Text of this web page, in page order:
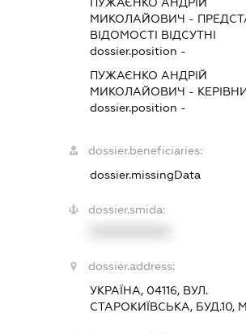
МИКОЛАЙОВИЧ -
ВІДОМОСТІ ВІДСУТНІ
dossier.position -
ПУЖАЄНКО АНДРІЙ
МИКОЛАЙОВИЧ -
dossier.position -
dossier.beneficiaries:
dossier.missingData
dossier.smida:
dossier.address:
УКРАЇНА, 04116, ВУЛ.
СТАРОКИЇВСЬКА, БУД.10,